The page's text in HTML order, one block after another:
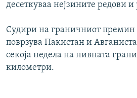
десеткуваа нејзините редови и
Судири на граничниот премин
поврзува Пакистан и
секоја недела на нивната
километри.